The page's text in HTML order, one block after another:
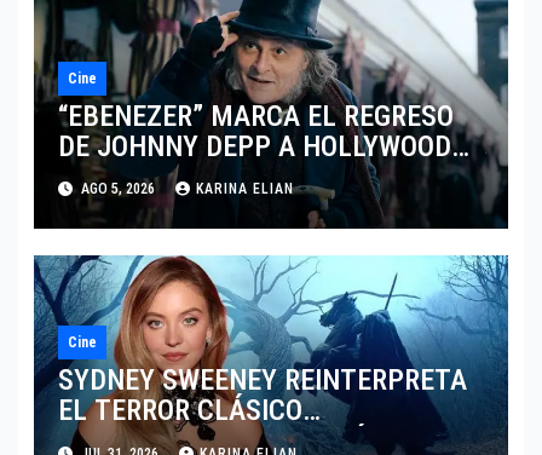
Cine
“EBENEZER” MARCA EL REGRESO
DE JOHNNY DEPP A HOLLYWOOD
TRAS SU PASO POR EL CINE
INDEPENDIENTE EUROPEO
AGO 5, 2026 KARINA ELIAN
Cine
SYDNEY SWEENEY REINTERPRETA
EL TERROR CLÁSICO
PRESENTANDO UNA VISIÓN